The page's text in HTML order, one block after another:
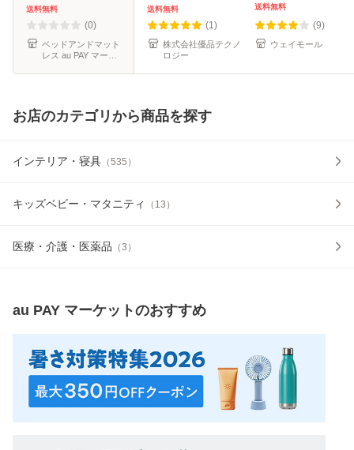
ックス 睡眠改善 じ
ゅぴた
送料無料
(0)
ベッドアンドマット
レス au PAY マーケ
くみ 腰痛 対策 高
い通気性 フットピ
ロー ウレ
送料無料
(1)
株式会社優品テクノ
ロジー
丸洗い可能 ボック
ス付き 通気性 寝返
送料無料
(9)
ウェイモール
お店のカテゴリから商品を探す
インテリア・寝具 （535 ）
キッズベビー・マタニティ （ 13 ）
医療・介護・医薬品 （3 ）
au PAY マーケットのおすすめ